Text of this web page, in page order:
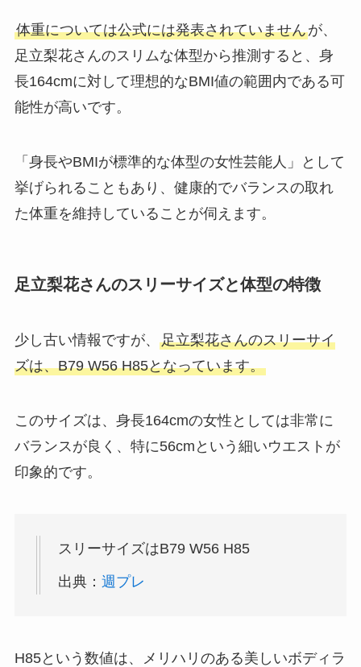
体重については公式には発表されていませんが、
足立梨花さんのスリムな体型から推測すると、身
長164cmに対して理想的なBMI値の範囲内である可
能性が高いです。
「身長やBMIが標準的な体型の女性芸能人」として
挙げられることもあり、健康的でバランスの取れ
た体重を維持していることが伺えます。
足立梨花さんのスリーサイズと体型の特徴
少し古い情報ですが、 足立梨花さんのスリーサイ
ズは、B79 W56 H85となっています。
このサイズは、身長164cmの女性としては非常に
バランスが良く、特に56cmという細いウエストが
印象的です。
スリーサイズはB79 W56 H85
出典： 週プレ
H85という数値は、メリハリのある美しいボディラ